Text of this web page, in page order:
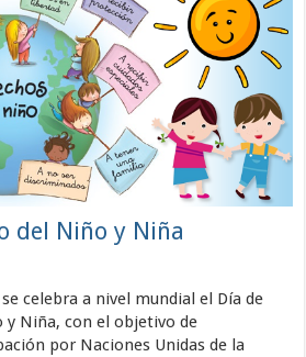
del Niño y Niña
celebra a nivel mundial el Día de
y Niña, con el objetivo de
por Naciones Unidas de la